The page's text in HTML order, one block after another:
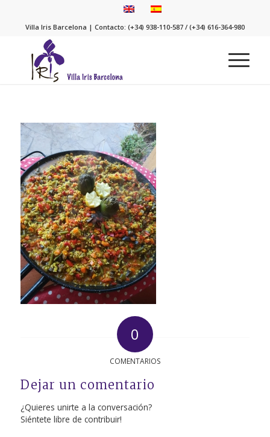
Villa Iris Barcelona | Contacto: (+34) 938-110-587 / (+34) 616-364-980
0
COMENTARIOS
Dejar un comentario
¿Quieres unirte a la conversación?
Siéntete libre de contribuir!